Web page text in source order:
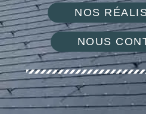
NOS
NOUS